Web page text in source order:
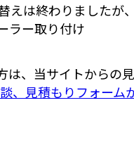
えは終わりましたが